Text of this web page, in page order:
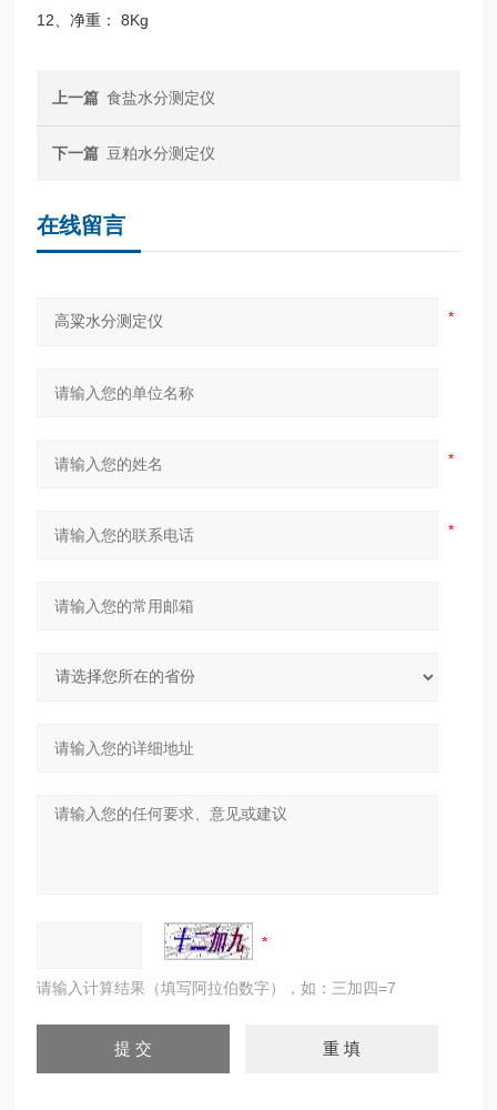
12、净重： 8Kg
上一篇 食盐水分测定仪
下一篇 豆粕水分测定仪
在线留言
请输入计算结果（填写阿拉伯数字），如：三加四=7